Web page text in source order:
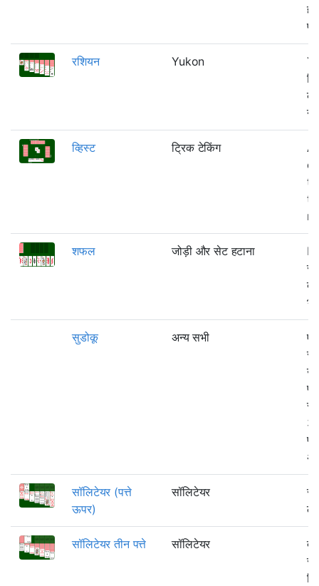
रशियन Yukon
के
व्हिस्ट ट्रिक टेकिंग
A
शफल जोड़ी और सेट हटाना
सुडोकू अन्य सभी
सॉलिटेयर (पत्ते
ऊपर)
सॉलिटेयर
सॉलिटेयर तीन पत्ते सॉलिटेयर